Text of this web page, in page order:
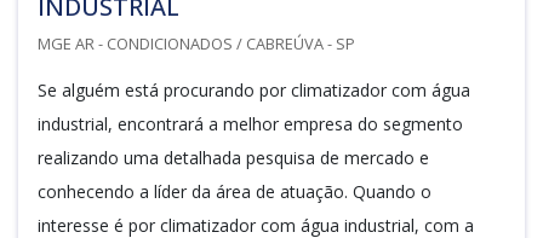
MGE AR - CONDICIONADOS / CABREÚVA - SP
Se alguém está procurando por climatizador com água
industrial, encontrará a melhor empresa do segmento
realizando uma detalhada pesquisa de mercado e
conhecendo a líder da área de atuação. Quando o
interesse é por climatizador com água industrial, com a